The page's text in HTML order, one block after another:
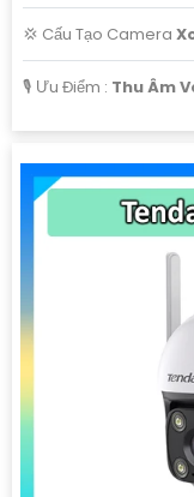
💢 Cấu Tạo Camera
️🎙 Ưu Điểm : Thu Âm